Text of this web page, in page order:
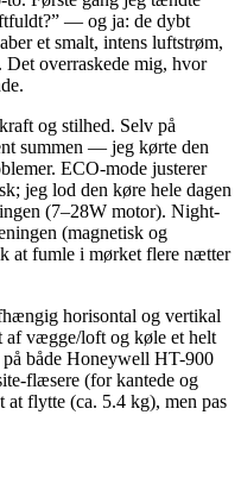
— og ja: de dybt
et smalt, intens luftstrøm,
Det overraskede mig, hvor
og stilhed. Selv på
summen — jeg kørte den
ECO-mode justerer
jeg lod den køre hele dagen
(7–28W motor). Night-
(magnetisk og
at fumle i mørket flere nætter
horisontal og vertikal
af vægge/loft og køle et helt
både Honeywell HT-900
flæsere (for kantede og
flytte (ca. 5.4 kg), men pas